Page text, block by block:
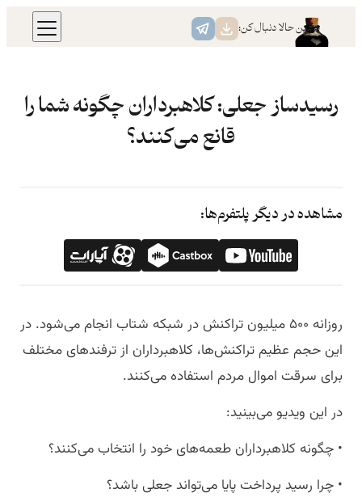
محتوا
همین حالا دنبال کن:
رسید‌ساز جعلی: کلاهبرداران چگونه شما را
قانع می‌کنند؟
مشاهده در دیگر پلتفرم‌ها:
روزانه ۵۰۰ میلیون تراکنش در شبکه شتاب انجام می‌شود. در
این حجم عظیم تراکنش‌ها، کلاهبرداران از ترفندهای مختلف
برای سرقت اموال مردم استفاده می‌کنند.
در این ویدیو می‌بینید:
• چگونه کلاهبرداران طعمه‌های خود را انتخاب می‌کنند؟
• چرا رسید پرداخت پایا می‌تواند جعلی باشد؟